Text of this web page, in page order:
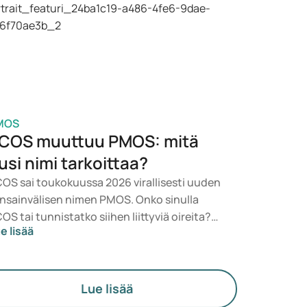
BMI:si ja käyttämäsi
perusteella.
muuttuu PMOS: mitä
nimi tarkoittaa?
sai toukokuussa 2026 virallisesti uuden
nimen PMOS. Onko sinulla
tai tunnistatko siihen liittyviä oireita?
mikään ei muutu heti. Uusi
ja munasarjojen toimintaa.
lisää
Lue lisää